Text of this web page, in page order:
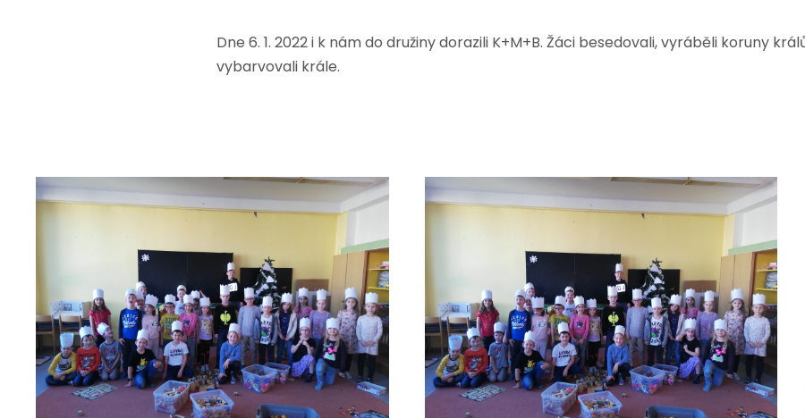
Dne 6. 1. 2022 i k nám do družiny dorazili K+M+B. Žáci besedovali, vyráběli koruny
vybarvovali krále.